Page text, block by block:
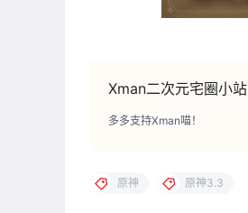
Xman二次元宅圈小站
多多支持Xman喵！
原神 原神3.3